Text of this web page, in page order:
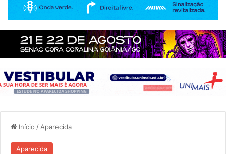
Início / Aparecida
Aparecida